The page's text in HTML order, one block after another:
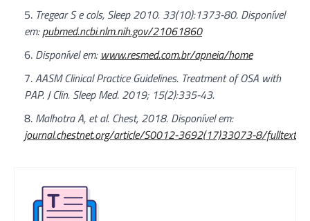
Tregear S e cols, Sleep 2010. 33(10):1373-80. Disponível
em:pubmed.ncbi.nlm.nih.gov/21061860
Disponível em: www.resmed.com.br/apneia/home
AASM Clinical Practice Guidelines. Treatment of OSA with
PAP. J Clin. Sleep Med. 2019; 15(2):335-43.
Malhotra A, et al. Chest, 2018. Disponível em:
journal.chestnet.org/article/S0012-3692(17)33073-8/fulltext